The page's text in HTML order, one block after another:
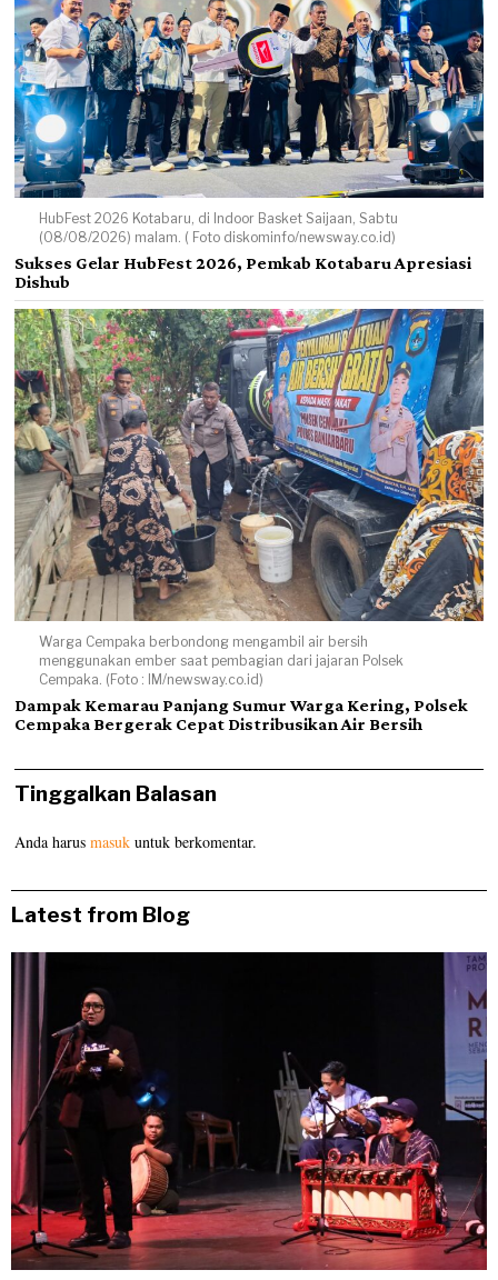
HubFest 2026 Kotabaru, di Indoor Basket Saijaan, Sabtu
(08/08/2026) malam. ( Foto diskominfo/newsway.co.id)
Sukses Gelar HubFest 2026, Pemkab Kotabaru Apresiasi
Dishub
Warga Cempaka berbondong mengambil air bersih
menggunakan ember saat pembagian dari jajaran Polsek
Cempaka. (Foto : IM/newsway.co.id)
Dampak Kemarau Panjang Sumur Warga Kering, Polsek
Cempaka Bergerak Cepat Distribusikan Air Bersih
Tinggalkan Balasan
Anda harusmasuk untuk berkomentar.
Latest from Blog